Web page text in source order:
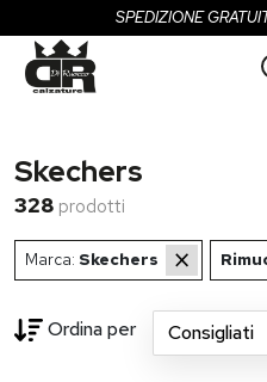
SPEDIZIONE
Uomo
Bambina
Registrati
Skechers
328 prodotti
Marca: Skechers ×
Ordina per Consigliati